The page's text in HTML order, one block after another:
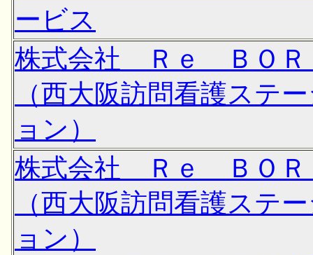
ービス
株式会社 Ｒｅ ＢＯＲ
（西大阪訪問看護ステ
ョン）
株式会社 Ｒｅ ＢＯＲ
（西大阪訪問看護ステ
ョン）